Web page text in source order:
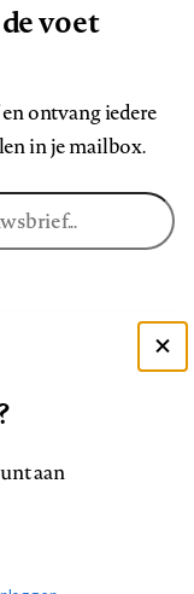
voet
ontvang iedere
in je mailbox.
verdienen
aan